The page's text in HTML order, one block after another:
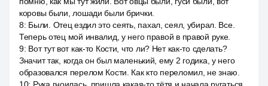
коровы были, лошади были брички.
8: Были. Отец ездил это сеять, пахал, сеял, убирал. Все.
Теперь отец мой инвалид, у него правой в правой руке.
9: Вот тут вот как-то Кости, что ли? Нет как-то сделать?
Значит так, когда он был маленький, ему 2 годика, у него
образовался перелом Кости. Как кто переломил, не знаю.